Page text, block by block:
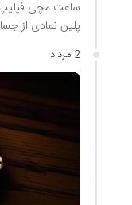
پلین نمادی از
2 مرداد